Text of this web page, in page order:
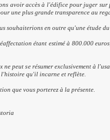
avoir accès à l'édifice pour juger
une plus grande transparence au
souhaiterions en outre qu'une étude
étant estimé à 800.000
peut se résumer exclusivement à
qu'il incarne et reflète.
que vous porterez à la présente.